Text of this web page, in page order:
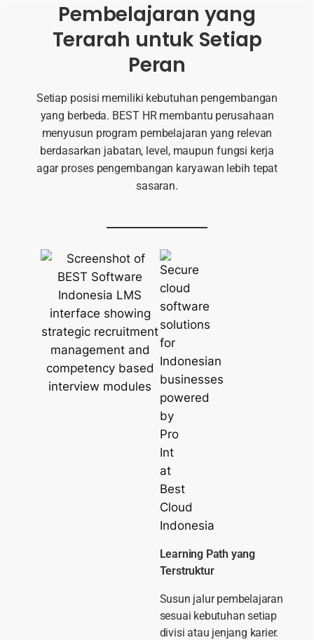
Pembelajaran yang
Terarah untuk Setiap
Peran
Setiap posisi memiliki kebutuhan pengembangan
yang berbeda. BEST HR membantu perusahaan
menyusun program pembelajaran yang relevan
berdasarkan jabatan, level, maupun fungsi kerja
agar proses pengembangan karyawan lebih tepat
sasaran.
Learning Path yang
Terstruktur
Susun jalur pembelajaran
sesuai kebutuhan setiap
divisi atau jenjang karier.